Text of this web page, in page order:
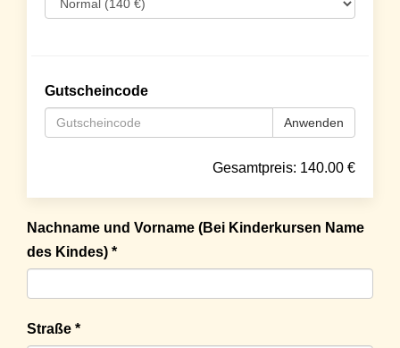
Gutscheincode
Anwenden
Gesamtpreis: 140.00 €
Nachname und Vorname (Bei Kinderkursen Name
des Kindes) *
Straße *